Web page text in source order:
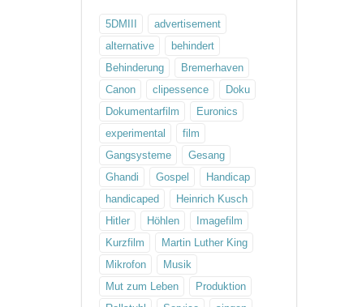
5DMIII
advertisement
alternative
behindert
Behinderung
Bremerhaven
Canon
clipessence
Doku
Dokumentarfilm
Euronics
experimental
film
Gangsysteme
Gesang
Ghandi
Gospel
Handicap
handicaped
Heinrich Kusch
Hitler
Höhlen
Imagefilm
Kurzfilm
Martin Luther King
Mikrofon
Musik
Mut zum Leben
Produktion